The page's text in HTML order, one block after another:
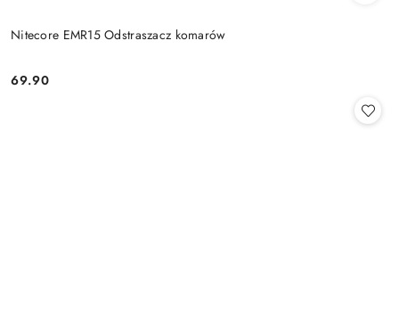
Nitecore EMR15 Odstraszacz komarów
Cena:
69.90